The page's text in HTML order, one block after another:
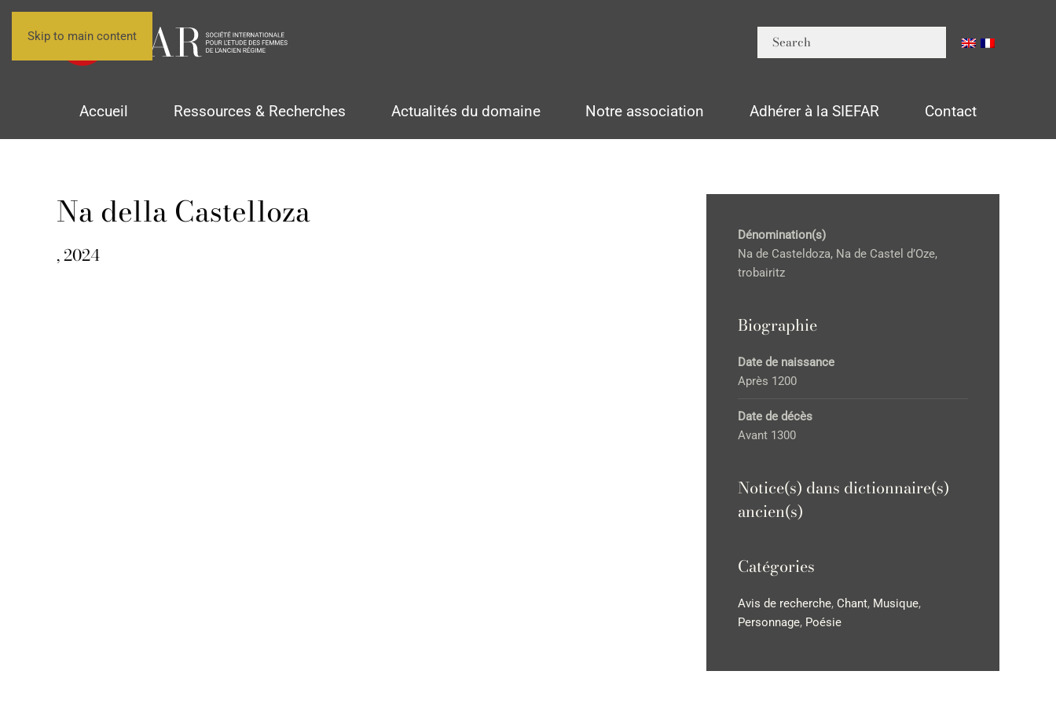
Skip to main content
Accueil Ressources & Recherches Actualités du domaine Notre association Adhérer à la SIEFAR Contact
Na della Castelloza
, 2024
Dénomination(s)
Na de Casteldoza, Na de Castel d’Oze,
trobairitz
Biographie
Date de naissance
Après 1200
Date de décès
Avant 1300
Notice(s) dans dictionnaire(s)
ancien(s)
Catégories
Avis de recherche, Chant, Musique,
Personnage, Poésie